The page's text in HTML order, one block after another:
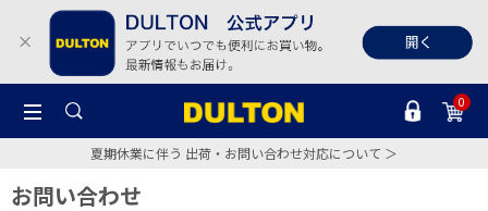
0
夏期休業に伴う 出荷・お問い合わせ対応について ＞
お問い合わせ